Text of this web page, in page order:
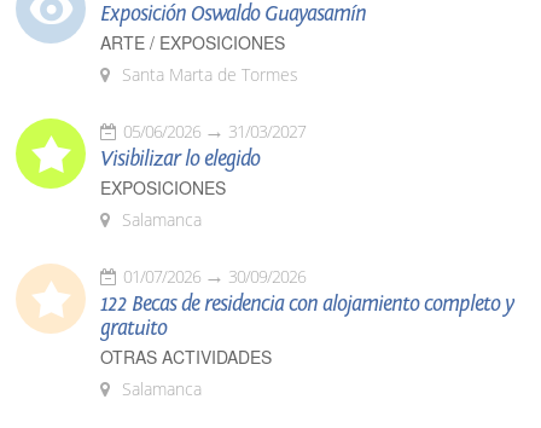
Exposición Oswaldo Guayasamín
ARTE / EXPOSICIONES
Santa Marta de Tormes
05/06/2026 31/03/2027
Visibilizar lo elegido
EXPOSICIONES
Salamanca
01/07/2026 30/09/2026
122 Becas de residencia con alojamiento completo y
gratuito
OTRAS ACTIVIDADES
Salamanca